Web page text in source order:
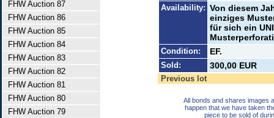
FHW Auction 87
FHW Auction 86
FHW Auction 85
FHW Auction 84
FHW Auction 83
FHW Auction 82
FHW Auction 81
FHW Auction 80
FHW Auction 79
Availability: Von diesem
einziges
für sich ein
Condition: EF.
Sold: 300,00 EUR
Previous lot
All bonds and shares images
happen that we have taken
piece to be sold of